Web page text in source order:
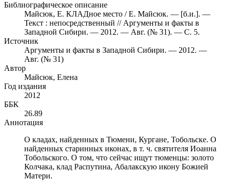
Библиографическое описание
Майсюк, Е. КЛАДное место / Е. Майсюк. — [б.и.]. —
Текст : непосредственный // Аргументы и факты в
Западной Сибири. — 2012. — Авг. (№ 31). — С. 5.
Источник
Аргументы и факты в Западной Сибири. — 2012. —
Авг. (№ 31)
Автор
Майсюк, Елена
Год издания
2012
ББК
26.89
Аннотация
О кладах, найденных в Тюмени, Кургане, Тобольске. О
найденных старинных иконах, в т. ч. святителя Иоанна
Тобольского. О том, что сейчас ищут тюменцы: золото
Колчака, клад Распутина, Абалакскую икону Божией
Матери.